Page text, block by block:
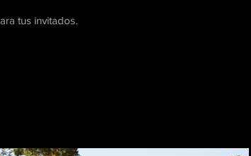
tus invitados.